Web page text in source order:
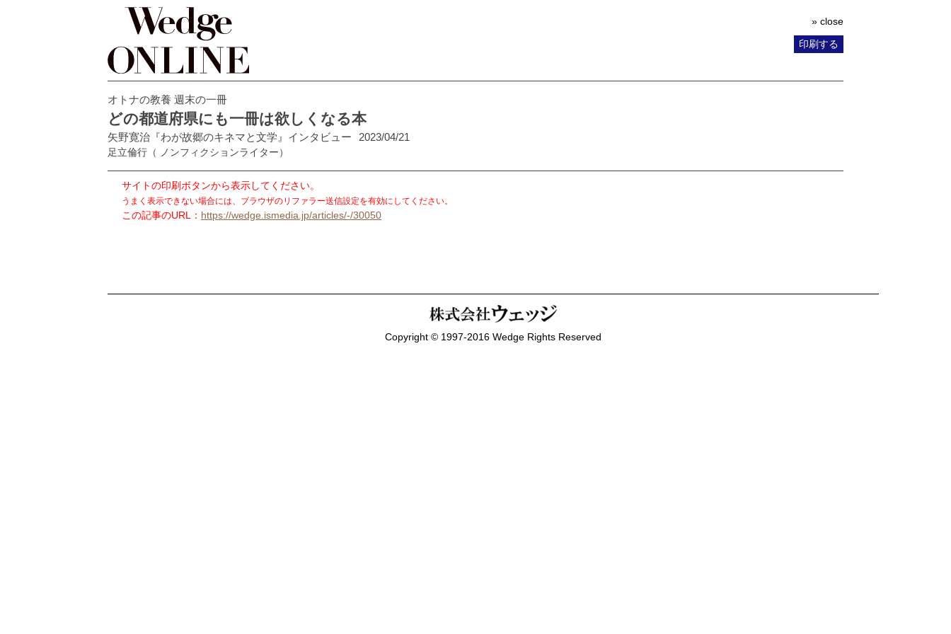
» close
印刷する
オトナの教養 週末の一冊
どの都道府県にも一冊は欲しくなる本
矢野寛治『わが故郷のキネマと文学』インタビュー 2023/04/21
足立倫行 （ ノンフィクションライター）
サイトの印刷ボタンから表示してください。
うまく表示できない場合には、ブラウザのリファラー送信設定を有効にしてください。
この記事のURL： https://wedge.ismedia.jp/articles/-/30050
Copyright © 1997-2016 Wedge Rights Reserved